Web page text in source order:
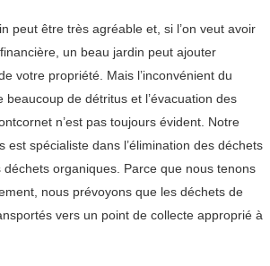
peut être très agréable et, si l’on veut avoir
un beau jardin peut ajouter
votre propriété. Mais l’inconvénient du
beaucoup de détritus et l’évacuation des
n’est pas toujours évident. Notre
est spécialiste dans l’élimination des déchets
organiques. Parce que nous tenons
nous prévoyons que les déchets de
vers un point de collecte approprié à